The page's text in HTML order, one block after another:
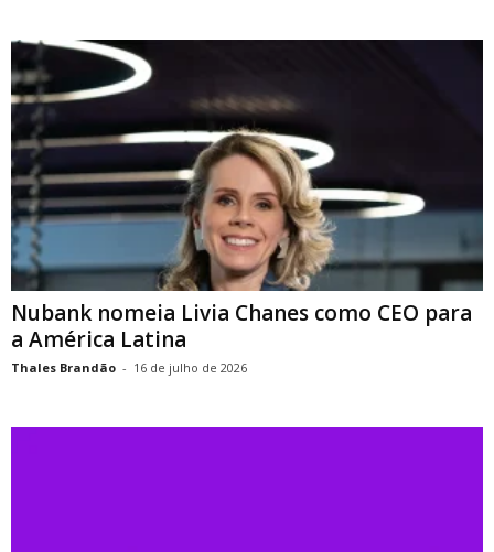
Nubank nomeia Livia Chanes como CEO para
a América Latina
Thales Brandão - 16 de julho de 2026